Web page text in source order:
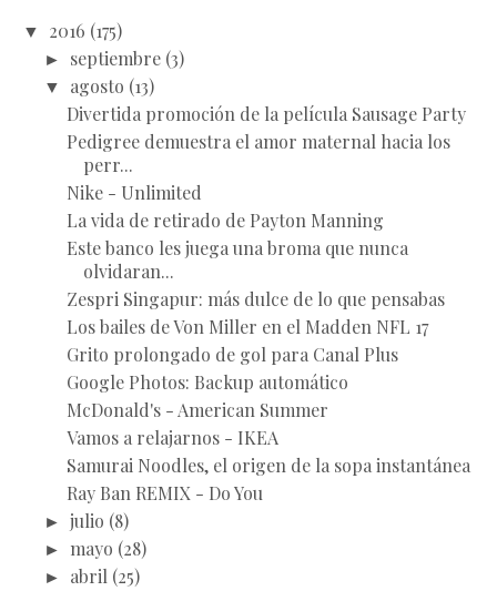
▼ 2016 (175)
► septiembre (3)
▼ agosto (13)
Divertida promoción de la película Sausage Party
Pedigree demuestra el amor maternal hacia los
perr...
Nike - Unlimited
La vida de retirado de Payton Manning
Este banco les juega una broma que nunca
olvidaran...
Zespri Singapur: más dulce de lo que pensabas
Los bailes de Von Miller en el Madden NFL 17
Grito prolongado de gol para Canal Plus
Google Photos: Backup automático
McDonald's - American Summer
Vamos a relajarnos - IKEA
Samurai Noodles, el origen de la sopa instantánea
Ray Ban REMIX - Do You
► julio (8)
► mayo (28)
► abril (25)